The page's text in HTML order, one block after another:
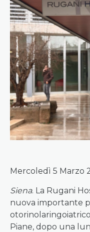
Mercoledì 5 Marzo
Siena. La Rugani
nuova importante
Piane, dopo una